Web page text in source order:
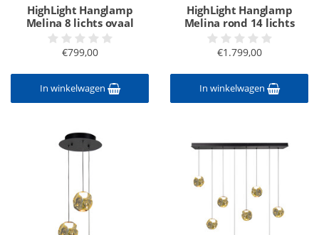
HighLight Hanglamp
Melina 8 lichts ovaal
€799,00
In winkelwagen
HighLight Hanglamp
Melina rond 14 lichts
€1.799,00
In winkelwagen